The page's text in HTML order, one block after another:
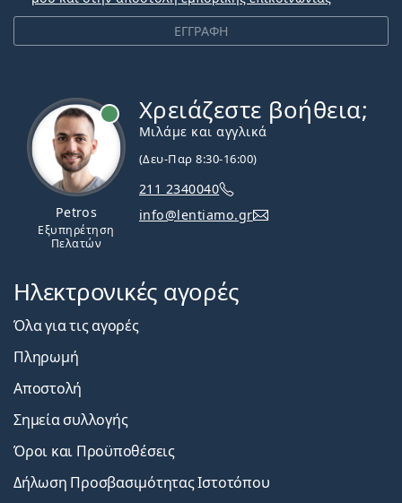
ΕΓΓΡΑΦΗ
Petros
Εξυπηρέτηση
Πελατών
Χρειάζεστε βοήθεια;
Μιλάμε και αγγλικά
(Δευ-Παρ 8:30-16:00)
211 2340040
info@lentiamo.gr
Ηλεκτρονικές αγορές
Όλα για τις αγορές
Πληρωμή
Αποστολή
Σημεία συλλογής
Όροι και Προϋποθέσεις
Δήλωση Προσβασιμότητας Ιστοτόπου